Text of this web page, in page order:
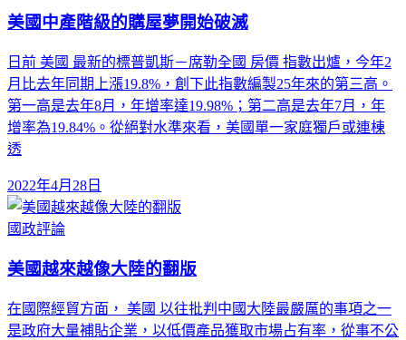
美國中產階級的購屋夢開始破滅
日前 美國 最新的標普凱斯－席勒全國 房價 指數出爐，今年2
月比去年同期上漲19.8%，創下此指數編製25年來的第三高。
第一高是去年8月，年增率達19.98%；第二高是去年7月，年
增率為19.84%。從絕對水準來看，美國單一家庭獨戶或連棟
透
2022年4月28日
國政評論
美國越來越像大陸的翻版
在國際經貿方面， 美國 以往批判中國大陸最嚴厲的事項之一
是政府大量補貼企業，以低價產品獲取市場占有率，從事不公